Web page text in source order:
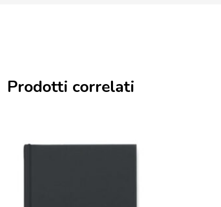
Prodotti correlati